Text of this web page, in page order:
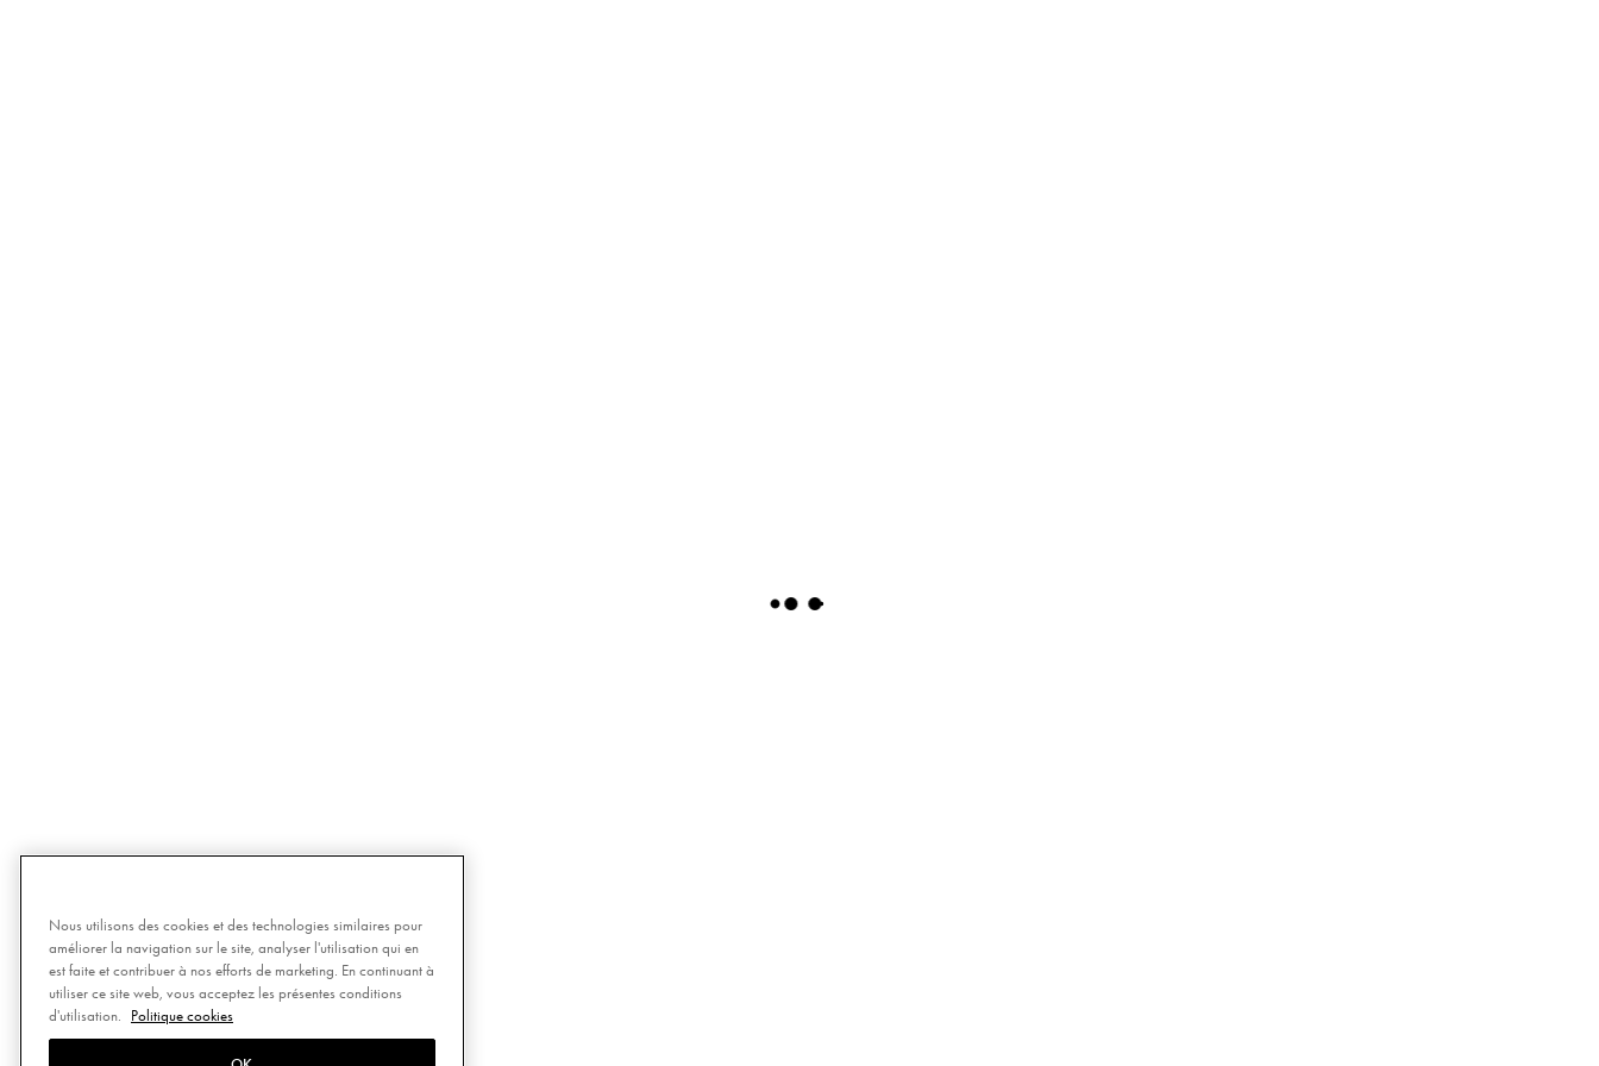
Nous utilisons des cookies et des technologies similaires pour
améliorer la navigation sur le site, analyser l'utilisation qui en
est faite et contribuer à nos efforts de marketing. En continuant à
utiliser ce site web, vous acceptez les présentes conditions
d'utilisation.
Politique cookies